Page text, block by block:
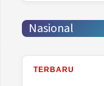
Nasional
TERBARU